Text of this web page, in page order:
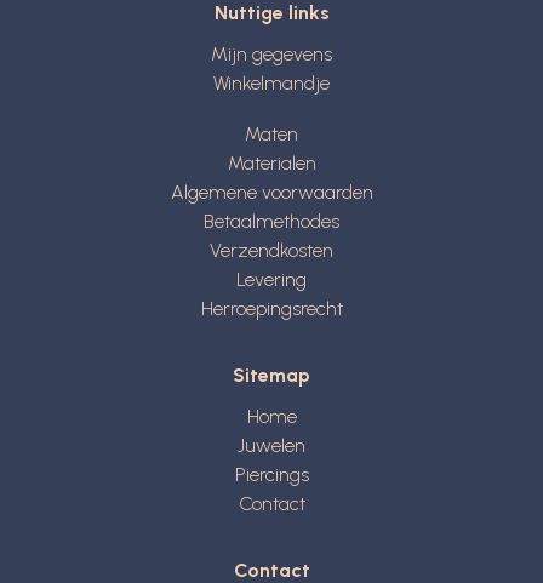
Nuttige links
Mijn gegevens
Winkelmandje
Maten
Materialen
Algemene voorwaarden
Betaalmethodes
Verzendkosten
Levering
Herroepingsrecht
Sitemap
Home
Juwelen
Piercings
Contact
Contact